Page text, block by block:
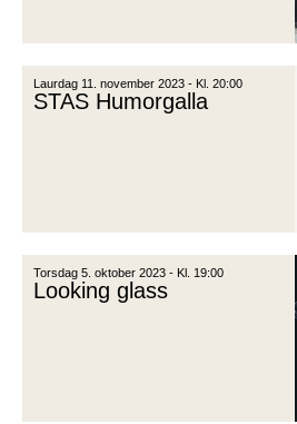
Laurdag 11. november 2023 - Kl. 20:00
STAS Humorgalla
Torsdag 5. oktober 2023 - Kl. 19:00
Looking glass